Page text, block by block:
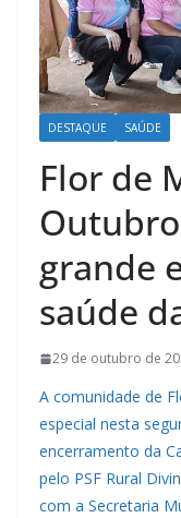
DESTAQUE SAÚDE
Flor de
grande
saúde
29 de outubro de
A comunidade de
especial nesta
encerramento da
pelo PSF Rural
com a Secretaria